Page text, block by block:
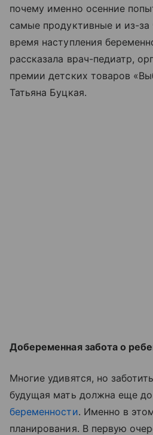
почему именно осенние
самые продуктивные и из-
время наступления
рассказала врач-педиатр,
премии детских товаров
Татьяна Буцкая.
Добеременная забота о
Многие удивятся, но
будущая мать должна еще до
беременности. Именно в
планирования. В первую